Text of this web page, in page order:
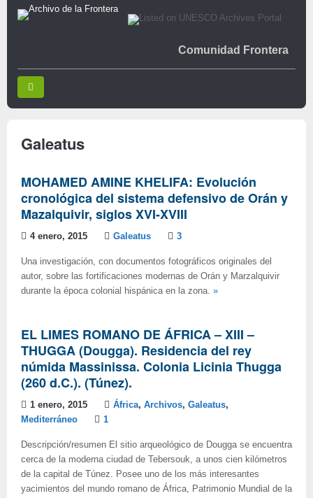
Comunidad Frontera
Galeatus
MOHAMED AMINE KHELIFA: Evolución
cronológica del sistema defensivo de Orán y
Mazalquivir, siglos XVI-XVIII
4 enero, 2015 Galeatus 3
Una investigación, con documentos fotográficos originales del
autor, sobre las fortificaciones modernas de Orán y Marzalquivir
durante la época colonial hispánica en la zona. »
EL LIMES ROMANO DE ÁFRICA – XIII –
THUGGA (Dougga). Residencia del rey
númida Massinissa. Colonia Licinia Thugga
(260 d.C.). (Túnez).
1 enero, 2015 África, Archivos, Galeatus,
Mediterráneo
1
Descripción/resumen El sitio arqueológico de Dougga se encuentra
cerca de la moderna ciudad de Tebersouk, a unos cien kilómetros
de la capital de Túnez. Posee uno de los más interesantes
yacimientos del mundo romano de África, Patrimonio Mundial de la